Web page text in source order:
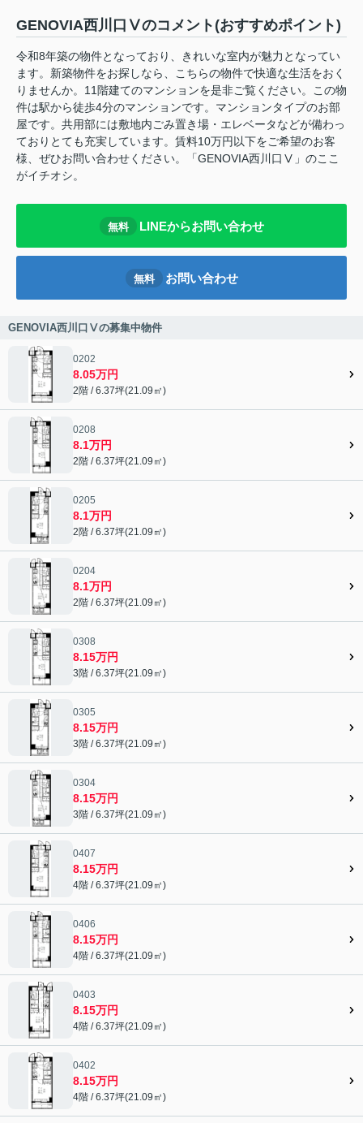
GENOVIA西川口Ⅴのコメント(おすすめポイント)
令和8年築の物件となっており、きれいな室内が魅力となってい
ます。新築物件をお探しなら、こちらの物件で快適な生活をおく
りませんか。11階建てのマンションを是非ご覧ください。この物
件は駅から徒歩4分のマンションです。マンションタイプのお部
屋です。共用部には敷地内ごみ置き場・エレベータなどが備わっ
ておりとても充実しています。賃料10万円以下をご希望のお客
様、ぜひお問い合わせください。「GENOVIA西川口Ⅴ」のここ
がイチオシ。
無料 LINEからお問い合わせ
無料 お問い合わせ
GENOVIA西川口Ⅴの募集中物件
0202
8.05万円
2階 / 6.37坪(21.09㎡)
0208
8.1万円
2階 / 6.37坪(21.09㎡)
0205
8.1万円
2階 / 6.37坪(21.09㎡)
0204
8.1万円
2階 / 6.37坪(21.09㎡)
0308
8.15万円
3階 / 6.37坪(21.09㎡)
0305
8.15万円
3階 / 6.37坪(21.09㎡)
0304
8.15万円
3階 / 6.37坪(21.09㎡)
0407
8.15万円
4階 / 6.37坪(21.09㎡)
0406
8.15万円
4階 / 6.37坪(21.09㎡)
0403
8.15万円
4階 / 6.37坪(21.09㎡)
0402
8.15万円
4階 / 6.37坪(21.09㎡)